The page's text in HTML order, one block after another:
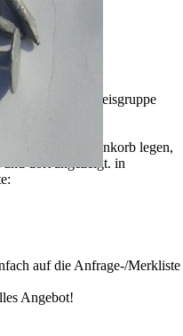
aller Artikel
in Preisgruppe
in den Warenkorb legen,
dort angezeigt. in
auf die Anfrage-/Merkliste
Angebot!